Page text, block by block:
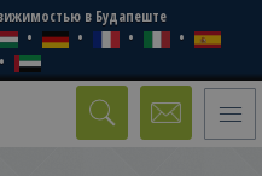
в Будапеште
Toggle